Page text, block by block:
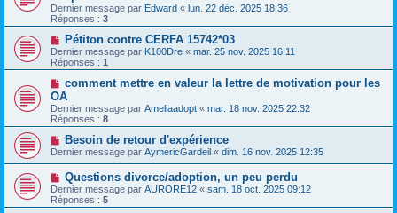
Dernier message par Edward « lun. 22 déc. 2025 18:36
Réponses : 3
Pétiton contre CERFA 15742*03
Dernier message par K100Dre « mar. 25 nov. 2025 16:11
Réponses : 1
comment mettre en valeur la lettre de motivation pour les
OA
Dernier message par Ameliaadopt « mar. 18 nov. 2025 22:32
Réponses : 8
Besoin de retour d'expérience
Dernier message par AymericGardeil « dim. 16 nov. 2025 12:35
Questions divorce/adoption, un peu perdu
Dernier message par AURORE12 « sam. 18 oct. 2025 09:12
Réponses : 5